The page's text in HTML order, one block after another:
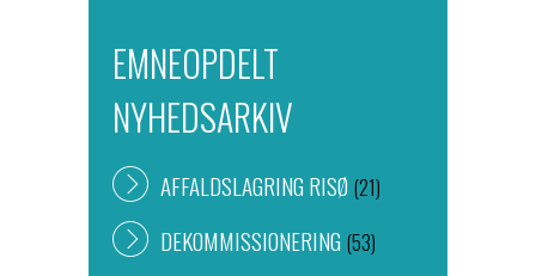
EMNEOPDELT
NYHEDSARKIV
AFFALDSLAGRING RISØ (21)
DEKOMMISSIONERING (53)